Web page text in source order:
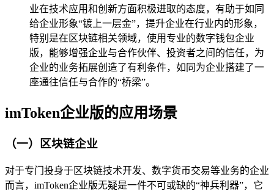
业在技术应用和创新方面积极进取的态度，有助于如同
给企业形象“镀上一层金”，提升企业在行业内的形象，
特别是在区块链相关领域，使用专业的数字钱包企业
版，能够增强企业与合作伙伴、投资者之间的信任，为
企业的业务拓展创造了有利条件，如同为企业搭建了一
座通往信任与合作的“桥梁”。
imToken企业版的应用场景
（一）区块链企业
对于专门投身于区块链技术开发、数字货币交易等业务的企业
而言，imToken企业版无疑是一件不可或缺的“神兵利器”，它